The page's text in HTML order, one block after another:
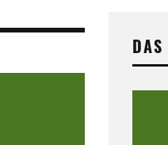
DAS